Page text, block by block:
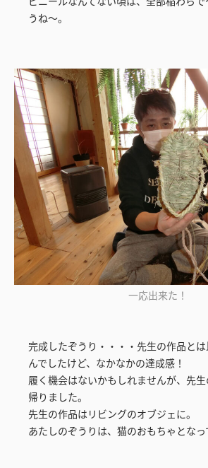
うね～。
一応出来た！
完成したぞうり・・・・先生の作品と
んでしたけど、なかなかの達成感！
履く機会はないかもしれませんが、先
帰りました。
先生の作品はリビングのオブジェに。
あたしのぞうりは、猫のおもちゃとな